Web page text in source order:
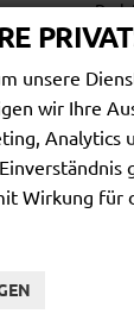
Park
elektrisch
unsere
wir Ihre
Analytics
Wirkung für